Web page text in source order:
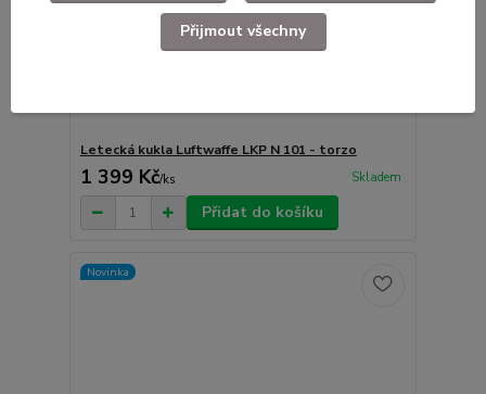
Letecká kukla Luftwaffe LKP N 101 - torzo
1 399 Kč/ks Skladem
Přidat do košíku
Novinka
Přijmout všechny